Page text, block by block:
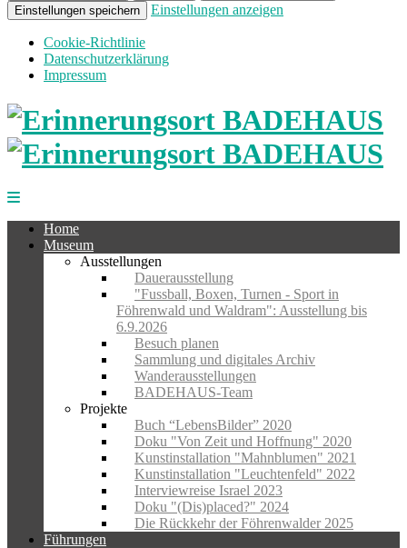
Einstellungen speichern
Einstellungen anzeigen
Cookie-Richtlinie
Datenschutzerklärung
Impressum
Home
Museum
Ausstellungen
Dauerausstellung
"Fussball, Boxen, Turnen - Sport in
Föhrenwald und Waldram": Ausstellung bis
6.9.2026
Besuch planen
Sammlung und digitales Archiv
Wanderausstellungen
BADEHAUS-Team
Projekte
Buch “LebensBilder” 2020
Doku "Von Zeit und Hoffnung" 2020
Kunstinstallation "Mahnblumen" 2021
Kunstinstallation "Leuchtenfeld" 2022
Interviewreise Israel 2023
Doku "(Dis)placed?" 2024
Die Rückkehr der Föhrenwalder 2025
Führungen